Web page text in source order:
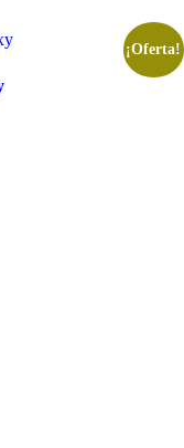
¡Oferta!